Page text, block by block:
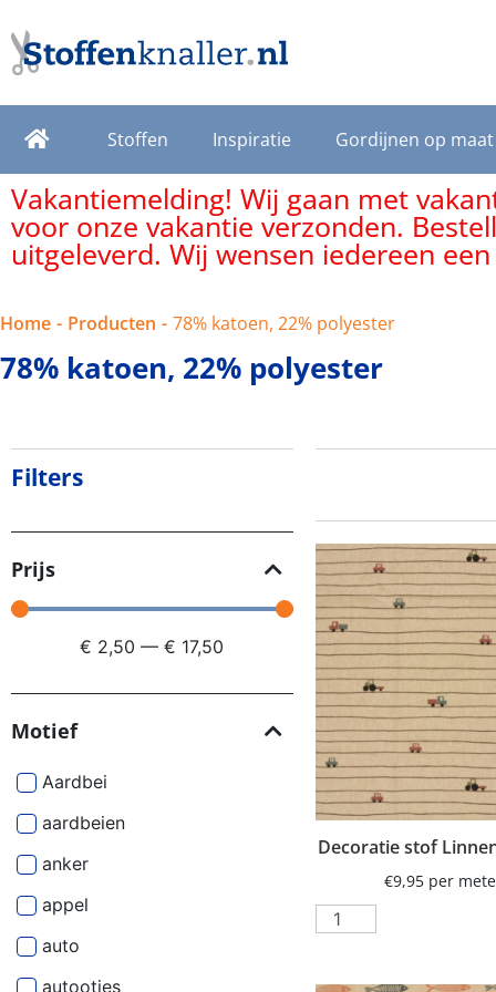
Stoffen Inspiratie Gordijnen op maat
Vakantiemelding! Wij gaan met
voor onze vakantie verzonden.
uitgeleverd. Wij wensen iedereen
Home - Producten - 78% katoen, 22% polyester
78% katoen, 22% polyester
Filters
Prijs
€ 2,50—€ 17,50
Motief
Aardbei
aardbeien
anker
appel
auto
autootjes
Decoratie stof
€9,95 per